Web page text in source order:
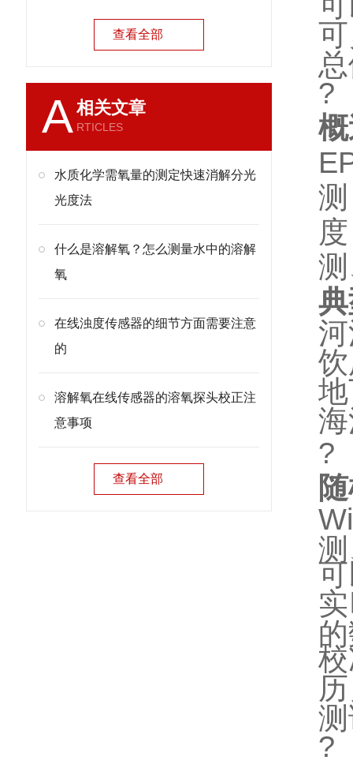
查看全部
A相关文章
RTICLES
水质化学需氧量的测定快速消解分光
光度法
什么是溶解氧？怎么测量水中的溶解
氧
在线浊度传感器的细节方面需要注意
的
溶解氧在线传感器的溶氧探头校正注
意事项
查看全部
?
?
?